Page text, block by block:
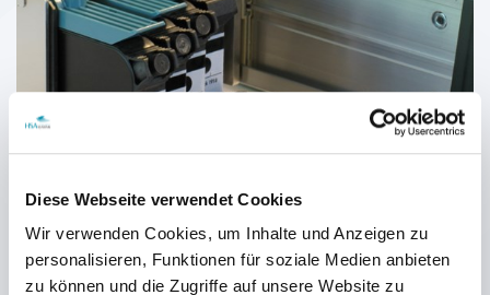
Diese Webseite verwendet Cookies
Wir verwenden Cookies, um Inhalte und Anzeigen zu
personalisieren, Funktionen für soziale Medien anbieten
zu können und die Zugriffe auf unsere Website zu